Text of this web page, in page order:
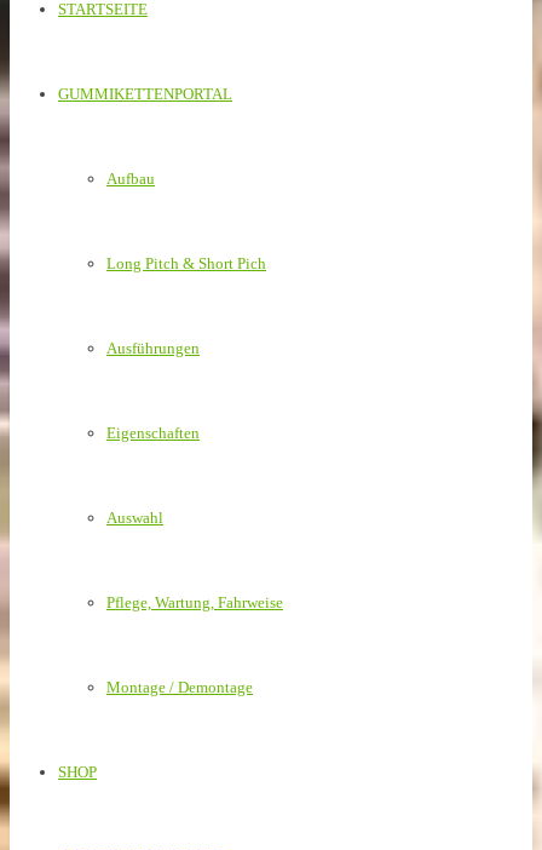
STARTSEITE
GUMMIKETTENPORTAL
Aufbau
Long Pitch & Short Pich
Ausführungen
Eigenschaften
Auswahl
Pflege, Wartung, Fahrweise
Montage / Demontage
SHOP